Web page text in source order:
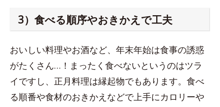
3）食べる順序やおきかえで工夫
おいしい料理やお酒など、年末年始は食事の誘惑
がたくさん…！まったく食べないというのはツラ
イですし、正月料理は縁起物でもあります。食べ
る順番や食材のおきかえなどで上手にカロリーや